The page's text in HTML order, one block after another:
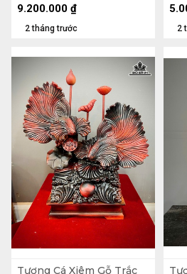
Kỷ Cao 20
2 tháng trước
9.200.000 ₫
2
Tượng Cá Xiêm Gỗ Trắc